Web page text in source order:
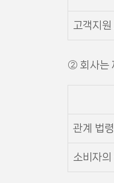
고객지
② 회사는
관계 법
소비자